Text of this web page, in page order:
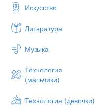
Искусство
Литература
Музыка
Технология
(мальчики)
Технология (девочки)